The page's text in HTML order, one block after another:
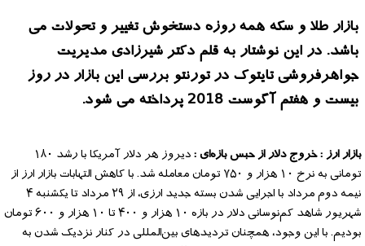
بازار طلا و سکه همه روزه دستخوش تغییر و تحولات می
باشد. در این نوشتار به قلم دکتر شیرزادی مدیریت
جواهرفروشی تایتوک در تورنتو بررسی این بازار در روز
بیست و هفتم آگوست 2018 پرداخته می شود.
بازار ارز : خروج دلار از حبس بازه‌ای :
دیروز هر دلار آمریکا با رشد ۱۸۰
تومانی به نرخ ۱۰ هزار و ۷۵۰ تومان معامله شد. با کاهش التهابات بازار ارز از
نیمه دوم مرداد با اجرایی شدن بسته جدید ارزی، از ۲۹ مرداد تا یکشنبه ۴
شهریور شاهد کم‌نوسانی دلار در بازه ۱۰ هزار و ۴۰۰ تا ۱۰ هزار و ۶۰۰ تومان
بودیم. با این وجود، همچنان تردیدهای بین‌المللی در کنار نزدیک شدن به